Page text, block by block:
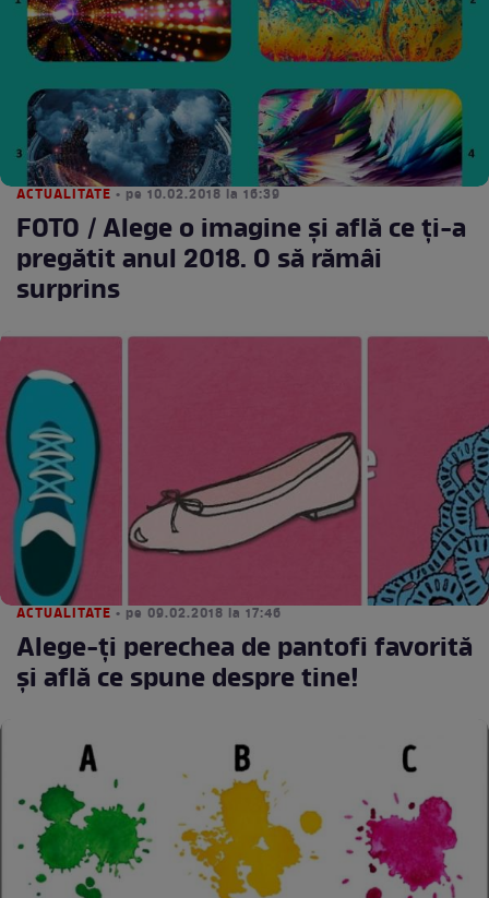
ACTUALITATE • pe 10.02.2018 la 16:39
FOTO / Alege o imagine şi află ce ţi-a
pregătit anul 2018. O să rămâi
surprins
ACTUALITATE • pe 09.02.2018 la 17:46
Alege-ţi perechea de pantofi favorită
şi află ce spune despre tine!